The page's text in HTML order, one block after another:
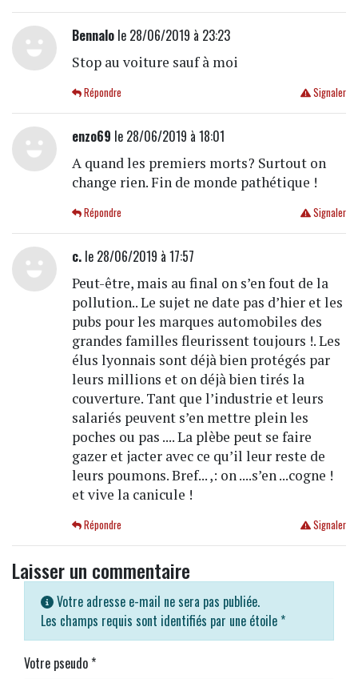
Bennalole 28/06/2019 à 23:23
Stop au voiture sauf à moi
Signaler
Répondre
enzo69 le 28/06/2019 à 18:01
A quand les premiers morts? Surtout on
change rien. Fin de monde pathétique !
Signaler
Répondre
c.le 28/06/2019 à 17:57
Peut-être, mais au final on s’en fout de la
pollution.. Le sujet ne date pas d’hier et les
pubs pour les marques automobiles des
grandes familles fleurissent toujours !. Les
élus lyonnais sont déjà bien protégés par
leurs millions et on déjà bien tirés la
couverture. Tant que l’industrie et leurs
salariés peuvent s’en mettre plein les
poches ou pas .... La plèbe peut se faire
gazer et jacter avec ce qu’il leur reste de
leurs poumons. Bref... ,: on ....s’en ...cogne !
et vive la canicule !
Signaler
Répondre
Laisser un commentaire
Votre adresse e-mail ne sera pas publiée.
Les champs requis sont identifiés par une étoile *
Votre pseudo*